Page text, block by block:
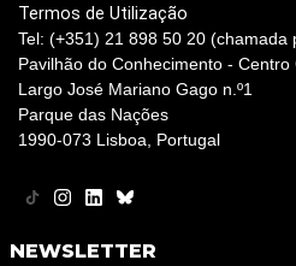
Termos de Utilização
Tel: (+351) 21 898 50 20 (chamada
Pavilhão do Conhecimento - Centro
Largo José Mariano Gago n.º1
Parque das Nações
1990-073 Lisboa, Portugal
NEWSLETTER